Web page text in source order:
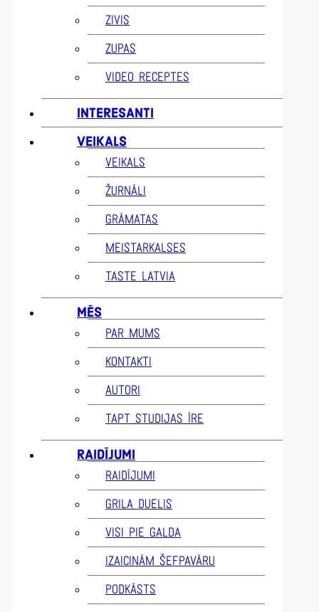
ZIVIS
ZUPAS
VIDEO RECEPTES
INTERESANTI
VEIKALS
VEIKALS
ŽURNĀLI
GRĀMATAS
MEISTARKALSES
TASTE LATVIA
MĒS
PAR MUMS
KONTAKTI
AUTORI
TAPT STUDIJAS ĪRE
RAIDĪJUMI
RAIDĪJUMI
GRILA DUELIS
VISI PIE GALDA
IZAICINĀM ŠEFPAVĀRU
PODKĀSTS